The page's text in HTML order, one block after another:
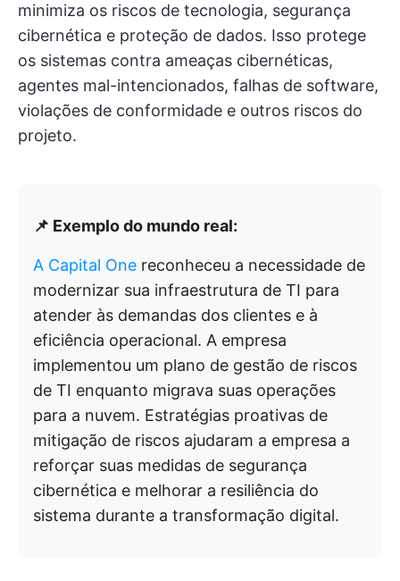
minimiza os riscos de tecnologia, segurança
cibernética e proteção de dados. Isso protege
os sistemas contra ameaças cibernéticas,
agentes mal-intencionados, falhas de software,
violações de conformidade e outros riscos do
projeto.
📌 Exemplo do mundo real:
A Capital One reconheceu a necessidade de
modernizar sua infraestrutura de TI para
atender às demandas dos clientes e à
eficiência operacional. A empresa
implementou um plano de gestão de riscos
de TI enquanto migrava suas operações
para a nuvem. Estratégias proativas de
mitigação de riscos ajudaram a empresa a
reforçar suas medidas de segurança
cibernética e melhorar a resiliência do
sistema durante a transformação digital.